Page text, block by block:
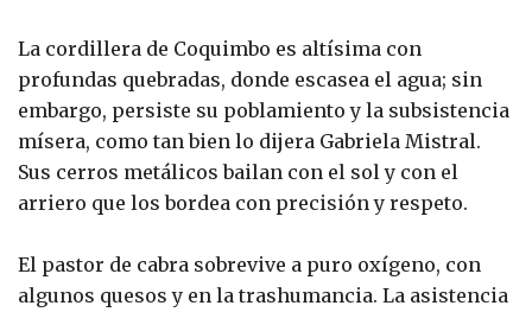
La cordillera de Coquimbo es altísima con
profundas quebradas, donde escasea el agua; sin
embargo, persiste su poblamiento y la subsistencia
mísera, como tan bien lo dijera Gabriela Mistral.
Sus cerros metálicos bailan con el sol y con el
arriero que los bordea con precisión y respeto.
El pastor de cabra sobrevive a puro oxígeno, con
algunos quesos y en la trashumancia. La asistencia